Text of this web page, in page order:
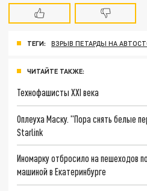
ТЕГИ: ВЗРЫВ ПЕТАРДЫ НА
ЧИТАЙТЕ ТАКЖЕ:
Технофашисты XXI века
Оплеуха Маску. "Пора снять белые
Starlink
Иномарку отбросило на пешеходов
машиной в Екатеринбурге